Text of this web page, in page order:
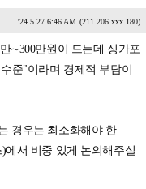
'24.5.27 6:46 AM (211.206.xxx.180)
∼300만원이 드는데 싱가포
준"이라며 경제적 부담이
경우는 최소화해야 한
에서 비중 있게 논의해주실